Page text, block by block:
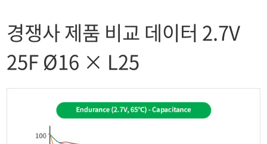
경쟁사 제품 비교 데이터 2.7V
25F Ø16 × L25